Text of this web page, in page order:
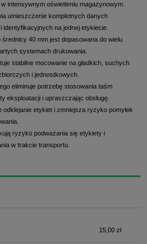
intensywnym oświetleniu magazynowym.
umieszczenie kompletnych danych
na jednej etykiecie.
średnicy 40 mm jest dopasowana do wielu
systemach drukowania.
stabilne mocowanie na gładkich, suchych
i jednostkowych.
eliminuje potrzebę stosowania taśm
eksploatacji i upraszczając obsługę.
odklejanie etykiet i zmniejsza ryzyko pomyłek
ryzyko podważania się etykiety i
w trakcie transportu.
kosztów płatności
15,00 zł